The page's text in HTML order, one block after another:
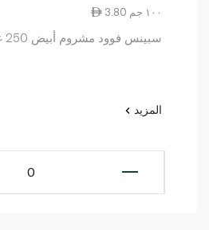
3.80 ١٠٠ جم
سبينس فوود مشروم أبيض 250 غرام
المزيد
0